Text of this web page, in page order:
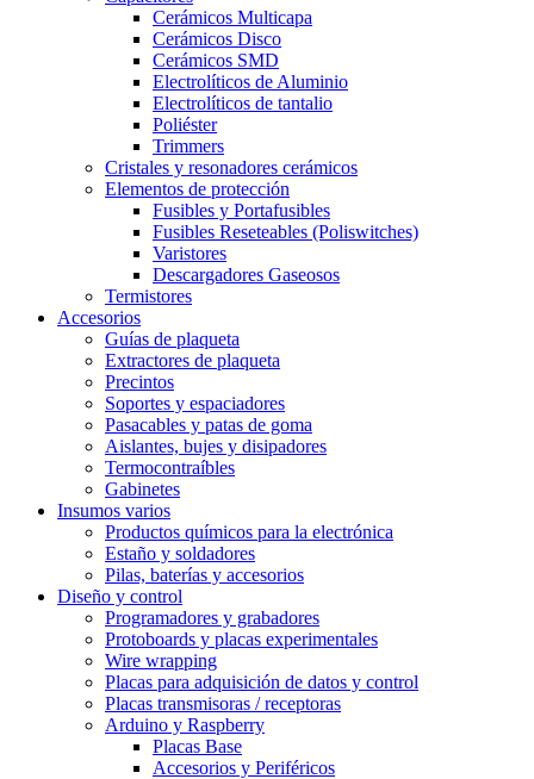
Cerámicos Multicapa
Cerámicos Disco
Cerámicos SMD
Electrolíticos de Aluminio
Electrolíticos de tantalio
Poliéster
Trimmers
Cristales y resonadores cerámicos
Elementos de protección
Fusibles y Portafusibles
Fusibles Reseteables (Poliswitches)
Varistores
Descargadores Gaseosos
Termistores
Accesorios
Guías de plaqueta
Extractores de plaqueta
Precintos
Soportes y espaciadores
Pasacables y patas de goma
Aislantes, bujes y disipadores
Termocontraíbles
Gabinetes
Insumos varios
Productos químicos para la electrónica
Estaño y soldadores
Pilas, baterías y accesorios
Diseño y control
Programadores y grabadores
Protoboards y placas experimentales
Wire wrapping
Placas para adquisición de datos y control
Placas transmisoras / receptoras
Arduino y Raspberry
Placas Base
Accesorios y Periféricos